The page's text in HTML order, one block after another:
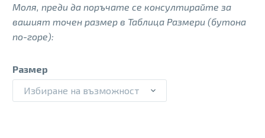
Моля, преди да поръчате се консултирайте за
вашият точен размер в Таблица Размери (бутона
по-горе):
Размер
Избиране на възможност